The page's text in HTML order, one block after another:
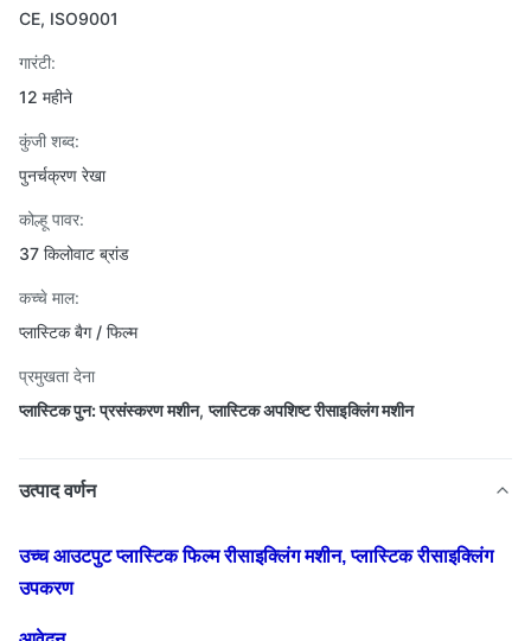
CE, ISO9001
गारंटी:
12 महीने
कुंजी शब्द:
पुनर्चक्रण रेखा
कोल्हू पावर:
37 किलोवाट ब्रांड
कच्चे माल:
प्लास्टिक बैग / फिल्म
प्रमुखता देना
प्लास्टिक पुन: प्रसंस्करण मशीन,प्लास्टिक अपशिष्ट रीसाइक्लिंग मशीन
उत्पाद वर्णन
उच्च आउटपुट प्लास्टिक फिल्म रीसाइक्लिंग मशीन, प्लास्टिक रीसाइक्लिंग
उपकरण